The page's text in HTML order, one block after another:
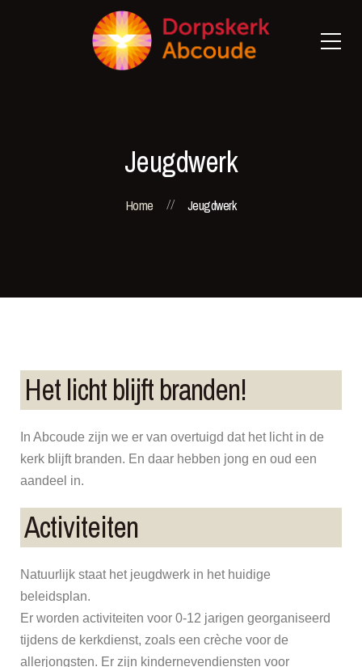
Jeugdwerk
Home Jeugdwerk
Het licht blijft branden!
In Abcoude zijn we er van overtuigd dat het licht in de
kerk blijft branden. En daar hebben jong en oud een
aandeel in.
Activiteiten
Natuurlijk staat het jeugdwerk in het huidige
beleidsplan.
Er worden activiteiten voor 0-12 jarigen georganiseerd
tijdens de kerkdienst, zoals een crèche voor de
allerjongsten. Er zijn kindernevendiensten voor